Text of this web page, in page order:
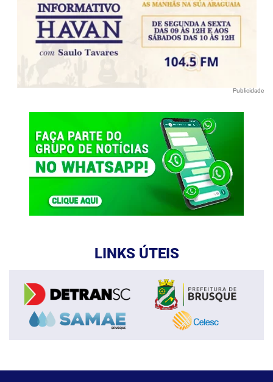
Publicidade
LINKS ÚTEIS